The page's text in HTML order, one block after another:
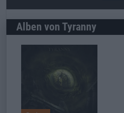
Alben von Tyranny